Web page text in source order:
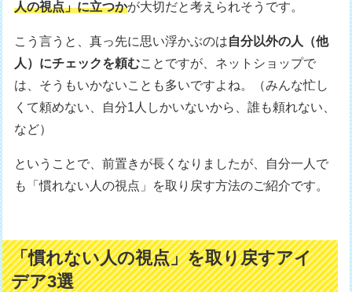
人の視点」に立つかが大切だと考えられそうです。
こう言うと、真っ先に思い浮かぶのは自分以外の人（他
人）にチェックを頼むことですが、ネットショップで
は、そうもいかないことも多いですよね。（みんな忙し
くて頼めない、自分1人しかいないから、誰も頼れない、
など）
ということで、前置きが長くなりましたが、自分一人で
も「慣れない人の視点」を取り戻す方法のご紹介です。
「慣れない人の視点」を取り戻すアイ
デア3選